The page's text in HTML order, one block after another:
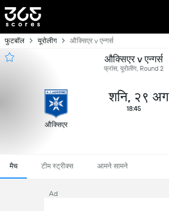
फुटबॉल यूरोलीग औक्सिएर v एन्गर्स
औक्सिएर v एन्गर्स
फ्रांस, यूरोलीग, Round 2
औक्सिएर
शनि, २९ अग
18:45
मैच टीम स्ट्रीक्स आमने सामने
Ad